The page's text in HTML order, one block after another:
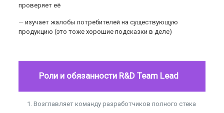
проверяет её
— изучает жалобы потребителей на существующую
продукцию (это тоже хорошие подсказки в деле)
Роли и обязанности R&D Team Lead
Возглавляет команду разработчиков полного стека